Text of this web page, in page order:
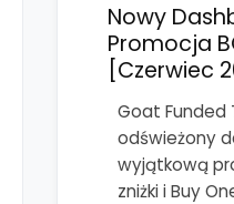
Nowy
Promocja
[Czerwiec
Goat Funded
odświeżony
wyjątkową
zniżki i Buy